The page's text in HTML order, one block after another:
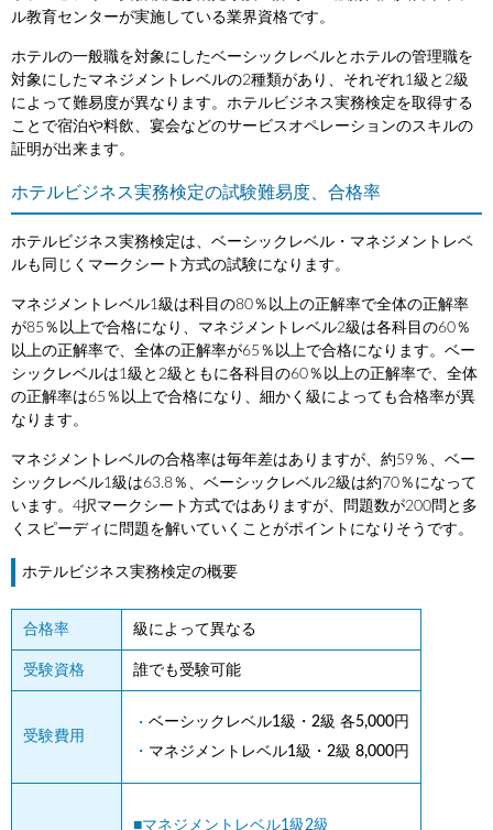
ル教育センターが実施している業界資格です。
ホテルの一般職を対象にしたベーシックレベルとホテルの管理職を
対象にしたマネジメントレベルの2種類があり、それぞれ1級と2級
によって難易度が異なります。ホテルビジネス実務検定を取得する
ことで宿泊や料飲、宴会などのサービスオペレーションのスキルの
証明が出来ます。
ホテルビジネス実務検定の試験難易度、合格率
ホテルビジネス実務検定は、ベーシックレベル・マネジメントレベ
ルも同じくマークシート方式の試験になります。
マネジメントレベル1級は科目の80％以上の正解率で全体の正解率
が85％以上で合格になり、マネジメントレベル2級は各科目の60％
以上の正解率で、全体の正解率が65％以上で合格になります。ベー
シックレベルは1級と2級ともに各科目の60％以上の正解率で、全体
の正解率は65％以上で合格になり、細かく級によっても合格率が異
なります。
マネジメントレベルの合格率は毎年差はありますが、約59％、ベー
シックレベル1級は63.8％、ベーシックレベル2級は約70％になって
います。4択マークシート方式ではありますが、問題数が200問と多
くスピーディに問題を解いていくことがポイントになりそうです。
ホテルビジネス実務検定の概要
合格率 級によって異なる
受験資格 誰でも受験可能
受験費用
ベーシックレベル1級・2級 各5,000円
マネジメントレベル1級・2級 8,000円
■マネジメントレベル1級2級